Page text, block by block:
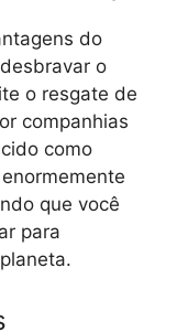
do
o
o resgate de
companhias
como
que você
para